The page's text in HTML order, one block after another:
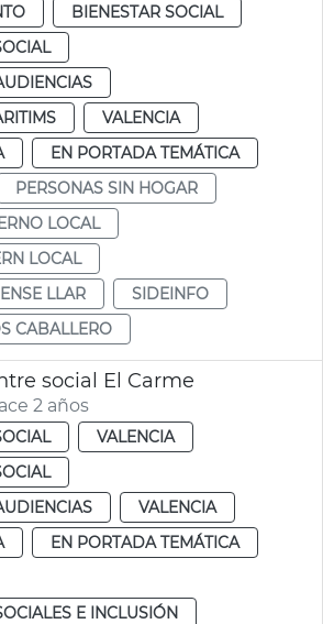
BIENESTAR SOCIAL
VALENCIA
EN PORTADA TEMÁTICA
PERSONAS SIN HOGAR
LOCAL
LOCAL
LLAR
SIDEINFO
CABALLERO
social El Carme
2 años
VALENCIA
VALENCIA
EN PORTADA TEMÁTICA
E INCLUSIÓN